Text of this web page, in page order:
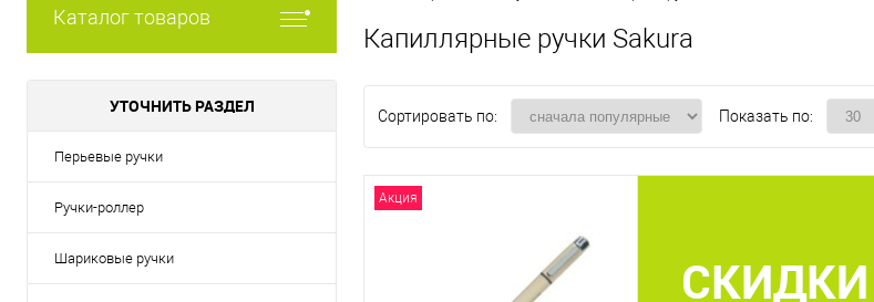
Каталог товаров
УТОЧНИТЬ РАЗДЕЛ
Перьевые ручки
Ручки-роллер
Шариковые ручки
Капиллярные ручки Sakura
Сортировать по: Показать по:
Акция
СКИДКИ